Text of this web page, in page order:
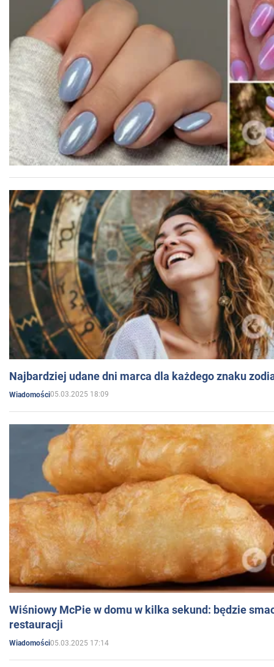
Najbardziej udane dni marca dla każdego znaku
Wiadomości05.03.2025 18:09
Wiśniowy McPie w domu w kilka sekund: będzie
restauracji
Wiadomości05.03.2025 17:14